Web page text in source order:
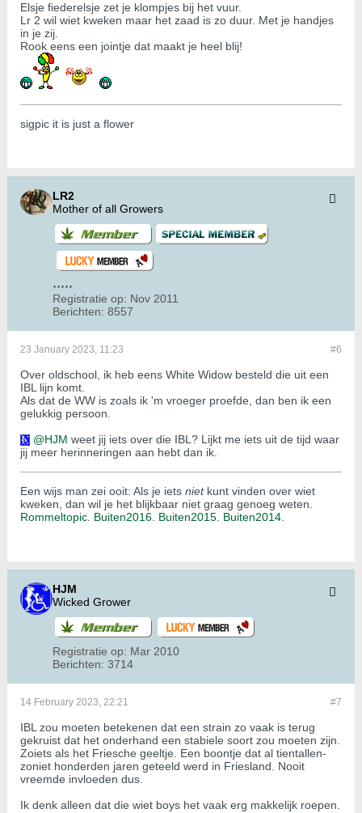
Elsje fiederelsje zet je klompjes bij het vuur.
Lr 2 wil wiet kweken maar het zaad is zo duur. Met je handjes
in je zij.
Rook eens een jointje dat maakt je heel blij!
sigpic it is just a flower
LR2
Mother of all Growers
Registratie op: Nov 2011
Berichten: 8557
#6
23 January 2023, 11:23
Over oldschool, ik heb eens White Widow besteld die uit een
IBL lijn komt.
Als dat de WW is zoals ik 'm vroeger proefde, dan ben ik een
gelukkig persoon.
HJM weet jij iets over die IBL? Lijkt me iets uit de tijd waar
jij meer herinneringen aan hebt dan ik.
Een wijs man zei ooit: Als je iets nietkunt vinden over wiet
kweken, dan wil je het blijkbaar niet graag genoeg weten.
Rommeltopic. Buiten2016. Buiten2015 Buiten2014
HJM
Wicked Grower
Registratie op: Mar 2010
Berichten: 3714
#7
14 February 2023, 22:21
IBL zou moeten betekenen dat een strain zo vaak is terug
gekruist dat het onderhand een stabiele soort zou moeten zijn.
Zoiets als het Friesche geeltje. Een boontje dat al tientallen-
zoniet honderden jaren geteeld werd in Friesland. Nooit
vreemde invloeden dus.
Ik denk alleen dat die wiet boys het vaak erg makkelijk roepen.